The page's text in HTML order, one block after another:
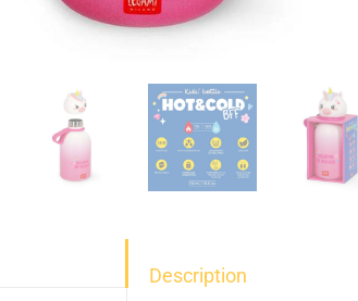
Description